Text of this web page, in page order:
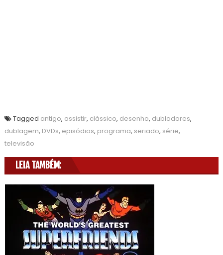
Tagged antigo, assistir, clássico, desenho, dubladores,
dublagem, DVDs, episódios, programa, seriado, série,
televisão
LEIA TAMBÉM: